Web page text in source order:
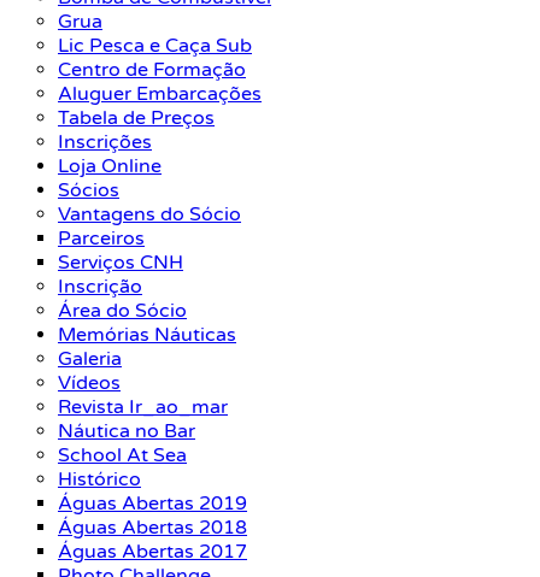
Grua
Lic Pesca e Caça Sub
Centro de Formação
Aluguer Embarcações
Tabela de Preços
Inscrições
Loja Online
Sócios
Vantagens do Sócio
Parceiros
Serviços CNH
Inscrição
Área do Sócio
Memórias Náuticas
Galeria
Vídeos
Revista Ir_ao_mar
Náutica no Bar
School At Sea
Histórico
Águas Abertas 2019
Águas Abertas 2018
Águas Abertas 2017